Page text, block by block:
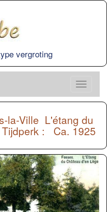
vergroting
la-Ville L'étang du
: Ca. 1925